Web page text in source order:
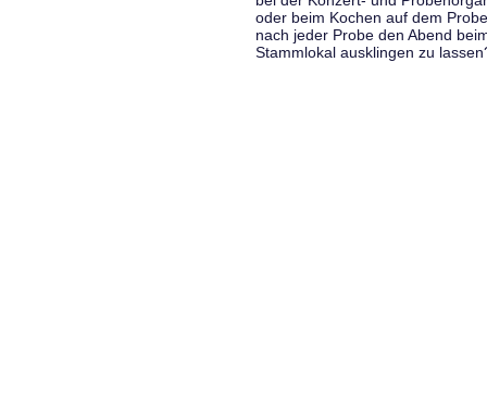
oder beim Kochen auf dem
nach jeder Probe den Abend
Stammlokal ausklingen zu